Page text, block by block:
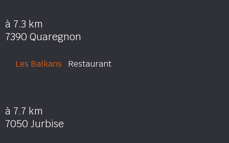
à 7.3 km
7390 Quaregnon
Les Balkans Restaurant
à 7.7 km
7050 Jurbise